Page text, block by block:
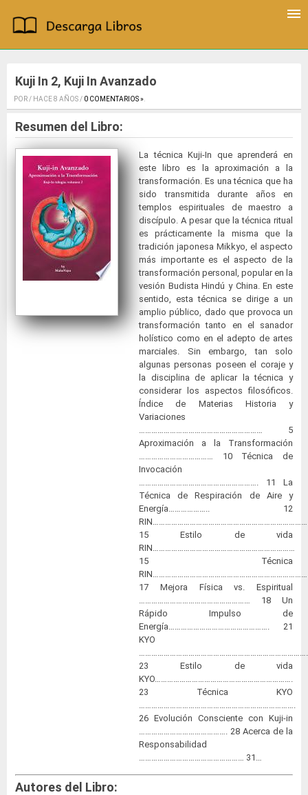
Kuji In 2, Kuji In Avanzado
POR / HACE 8 AÑOS / 0 COMENTARIOS ».
Resumen del Libro:
La técnica Kuji-In que aprenderá en
este libro es la aproximación a la
transformación. Es una técnica que ha
sido transmitida durante años en
templos espirituales de maestro a
discípulo. A pesar que la técnica ritual
es prácticamente la misma que la
tradición japonesa Mikkyo, el aspecto
más importante es el aspecto de la
transformación personal, popular en la
vesión Budista Hindú y China. En este
sentido, esta técnica se dirige a un
amplio público, dado que provoca un
transformación tanto en el sanador
holístico como en el adepto de artes
marciales. Sin embargo, tan solo
algunas personas poseen el coraje y
la disciplina de aplicar la técnica y
considerar los aspectos filosóficos.
Índice de Materias Historia y
Variaciones
…………………………………………………… 5
Aproximación a la Transformación
……………………………… 10 Técnica de
Invocación
…………………………………………………. 11 La
Técnica de Respiración de Aire y
Energía……………….. 12
15 Estilo de vida
RIN……………………………………………………………
15 Técnica
17 Mejora Física vs. Espiritual
……………………………………………… 18 Un
Rápido Impulso de
Energía…………………………………………. 21
KYO
23 Estilo de vida
KYO………………………………………………………….
23 Técnica KYO
………………………………………………………………….
26 Evolución Consciente con Kuji-in
……………………………………. 28 Acerca de la
Responsabilidad
…………………………………………… 31…
Autores del Libro: